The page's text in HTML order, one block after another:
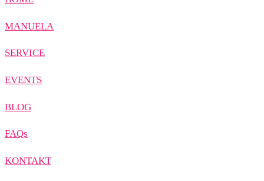
MANUELA
SERVICE
EVENTS
BLOG
FAQs
KONTAKT